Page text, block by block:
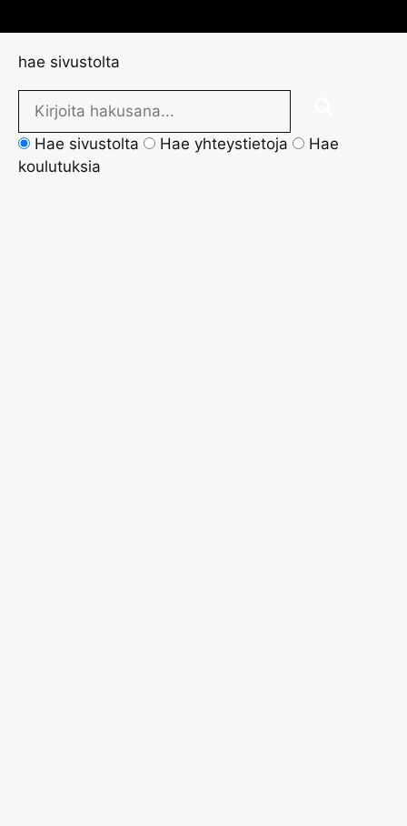
hae sivustolta
Hae sivustolta Hae yhteystietoja
Hae
koulutuksia